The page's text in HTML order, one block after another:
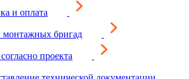
и оплата
монтажных бригад
проекта